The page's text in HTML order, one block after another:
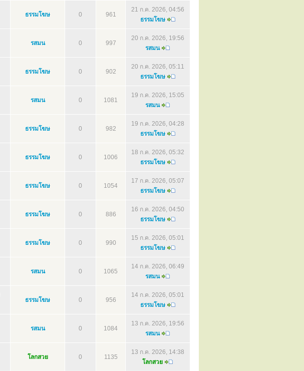
ธรรมโฆษ 0 961
21 ก.ค. 2026, 04:56
ธรรมโฆษ
รสมน 0 997
20 ก.ค. 2026, 19:56
รสมน
ธรรมโฆษ 0 902
20 ก.ค. 2026, 05:11
ธรรมโฆษ
รสมน 0 1081
19 ก.ค. 2026, 15:05
รสมน
ธรรมโฆษ 0 982
19 ก.ค. 2026, 04:28
ธรรมโฆษ
ธรรมโฆษ 0 1006
18 ก.ค. 2026, 05:32
ธรรมโฆษ
ธรรมโฆษ 0 1054
17 ก.ค. 2026, 05:07
ธรรมโฆษ
ธรรมโฆษ 0 886
16 ก.ค. 2026, 04:50
ธรรมโฆษ
ธรรมโฆษ 0 990
15 ก.ค. 2026, 05:01
ธรรมโฆษ
รสมน 0 1065
14 ก.ค. 2026, 06:49
รสมน
ธรรมโฆษ 0 956
14 ก.ค. 2026, 05:01
ธรรมโฆษ
รสมน 0 1084
13 ก.ค. 2026, 19:56
รสมน
โลกสวย 0 1135
13 ก.ค. 2026, 14:38
โลกสวย